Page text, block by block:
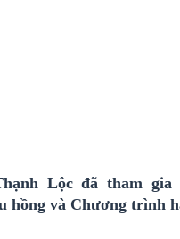
Lộc đã tham gia
hồng và Chương trình